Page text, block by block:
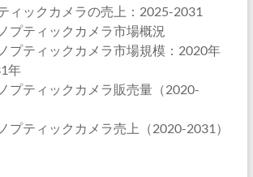
ィックカメラの売上：2025-2031
プティックカメラ市場概況
プティックカメラ市場規模：2020年
年
プティックカメラ販売量（2020-
プティックカメラ売上（2020-2031）